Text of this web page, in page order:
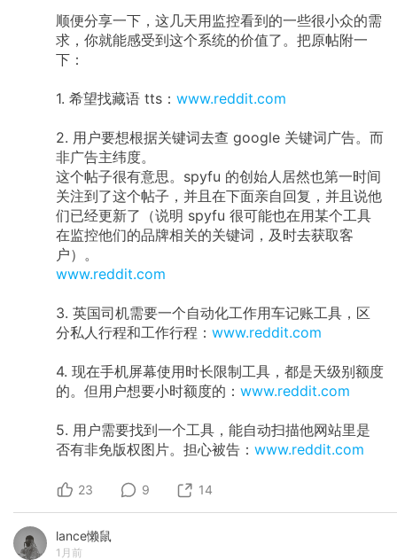
顺便分享一下，这几天用监控看到的一些很小众的需
求，你就能感受到这个系统的价值了。把原帖附一
下：
1. 希望找藏语 tts： www.reddit.com
2. 用户要想根据关键词去查 google 关键词广告。而
非广告主纬度。
这个帖子很有意思。spyfu 的创始人居然也第一时间
关注到了这个帖子，并且在下面亲自回复，并且说他
们已经更新了（说明 spyfu 很可能也在用某个工具
在监控他们的品牌相关的关键词，及时去获取客
户）。
www.reddit.com
3. 英国司机需要一个自动化工作用车记账工具，区
分私人行程和工作行程： www.reddit.com
4. 现在手机屏幕使用时长限制工具，都是天级别额度
的。但用户想要小时额度的： www.reddit.com
5. 用户需要找到一个工具，能自动扫描他网站里是
否有非免版权图片。担心被告： www.reddit.com
23 9 14
lance懒鼠
1月前